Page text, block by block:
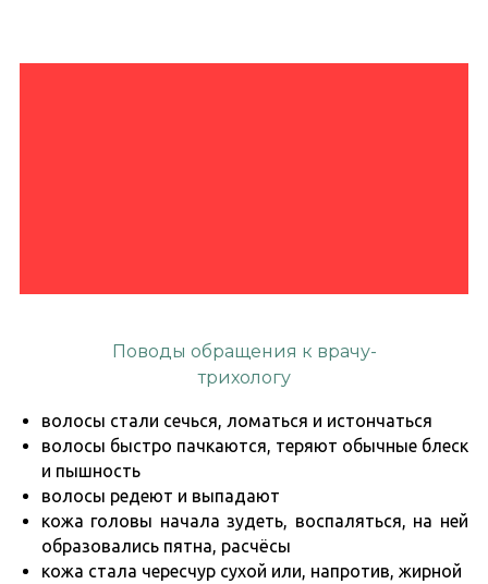
Поводы обращения к врачу-
трихологу
волосы стали сечься, ломаться и истончаться
волосы быстро пачкаются, теряют обычные блеск
и пышность
волосы редеют и выпадают
кожа головы начала зудеть, воспаляться, на ней
образовались пятна, расчёсы
кожа стала чересчур сухой или, напротив, жирной